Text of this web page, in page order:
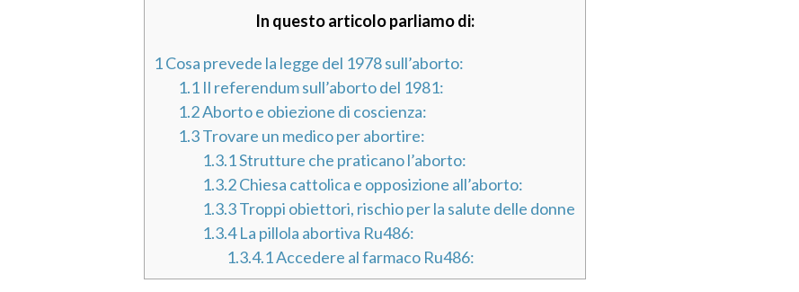
In questo articolo parliamo di:
1Cosa prevede la legge del 1978 sull’aborto:
1.1 Il referendum sull’aborto del 1981:
1.2Aborto e obiezione di coscienza:
1.3Trovare un medico per abortire:
1.3.1Strutture che praticano l’aborto:
1.3.2Chiesa cattolica e opposizione all’aborto:
1.3.3Troppi obiettori, rischio per la salute delle donne
1.3.4La pillola abortiva Ru486:
1.3.4.1Accedere al farmaco Ru486: